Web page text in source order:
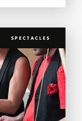
SPECTACLES